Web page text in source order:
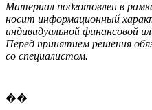
Материал подготовлен в
носит информационный
индивидуальной финансовой
Перед принятием решения
со специалистом.
��